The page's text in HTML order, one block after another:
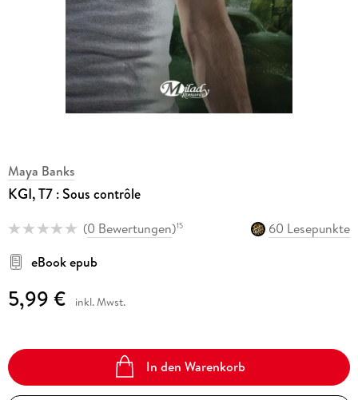
Maya Banks
KGI, T7 : Sous contrôle
(0 Bewertungen)15
60 Lesepunkte
eBook epub
5,99 € inkl. Mwst.
In den Warenkorb